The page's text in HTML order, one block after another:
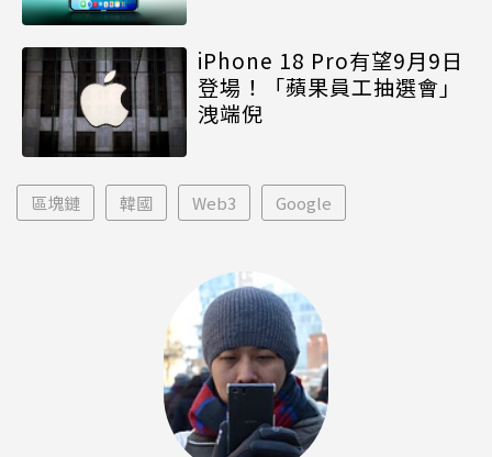
iPhone 18 Pro有望9月9日
登場！「蘋果員工抽選會」
洩端倪
區塊鏈 韓國 Web3 Google